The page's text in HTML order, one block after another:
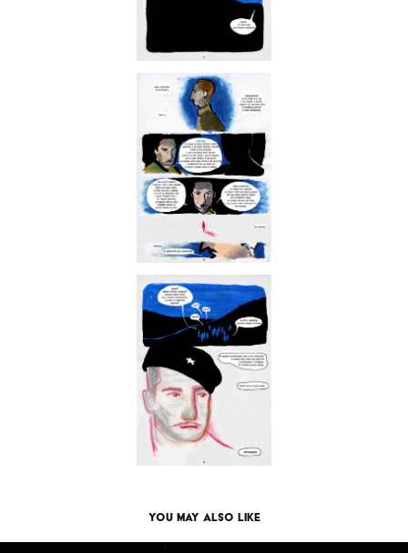
You may also like